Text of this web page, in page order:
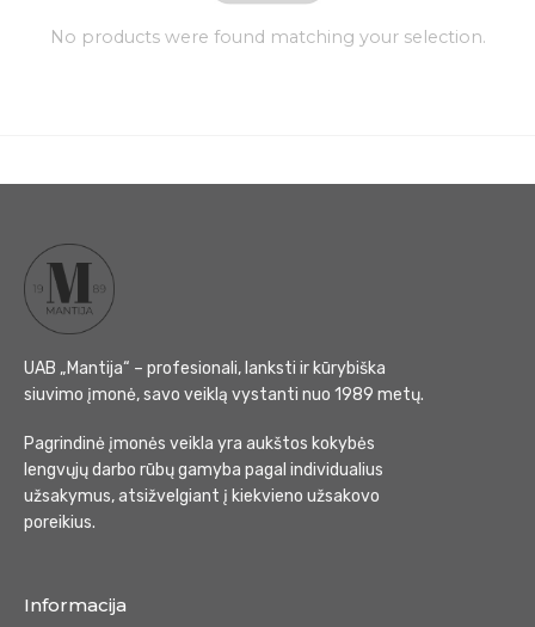
No products were found matching your selection.
UAB „Mantija“ – profesionali, lanksti ir kūrybiška
siuvimo įmonė, savo veiklą vystanti nuo 1989 metų.
Pagrindinė įmonės veikla yra aukštos kokybės
lengvųjų darbo rūbų gamyba pagal individualius
užsakymus, atsižvelgiant į kiekvieno užsakovo
poreikius.
Informacija